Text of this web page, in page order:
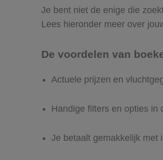
Je bent niet de enige die
Lees hieronder meer over
De voordelen van
Actuele prijzen en
Handige filters en opties in
Je betaalt gemakkelijk met